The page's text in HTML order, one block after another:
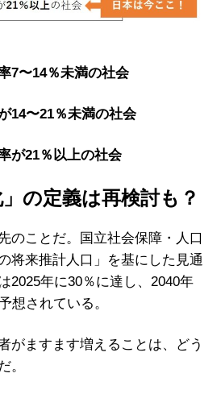
7〜14％未満の社会
14〜21％未満の社会
が21％以上の社会
の定義は再検討も？
のことだ。国立社会保障・人口
将来推計人口」を基にした見通
2025年に30％に達し、2040年
想されている。
がますます増えることは、どう
。